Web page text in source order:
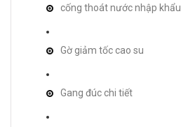
cống thoát nước nhập khẩu
Gờ giảm tốc cao su
Gang đúc chi tiết